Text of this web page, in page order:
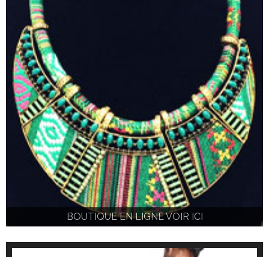
BOUTIQUE EN LIGNE VOIR ICI
BOUTIQUE EN LIGNE VOIR ICI